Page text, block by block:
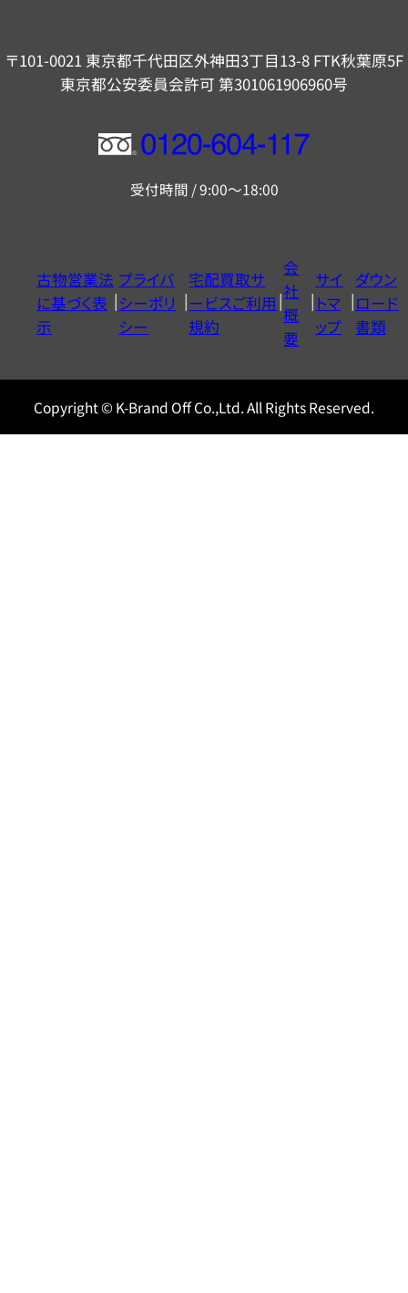
〒101-0021 東京都千代田区外神田3丁目13-8 FTK秋葉原5F
東京都公安委員会許可 第301061906960号
フ
ー
ヤ
ル
0120604117
受付時間 / 9:00～18:00
古物営業法
に基づく表
示
プライバ
シーポリ
シー
宅配買取サ
ービスご利用
規約
会
社
概
要
サイ
トマ
ップ
ダウン
ロード
書類
Copyright © K-Brand Off Co.,Ltd. All Rights Reserved.